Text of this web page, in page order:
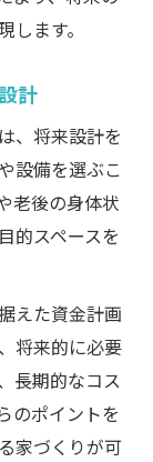
ます。
計
、将来設計を
設備を選ぶこ
老後の身体状
的スペースを
えた資金計画
将来的に必要
長期的なコス
のポイントを
家づくりが可